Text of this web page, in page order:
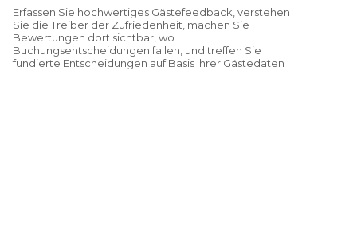
Erfassen Sie hochwertiges Gästefeedback, verstehen
Sie die Treiber der Zufriedenheit, machen Sie
Bewertungen dort sichtbar, wo
Buchungsentscheidungen fallen, und treffen Sie
fundierte Entscheidungen auf Basis Ihrer Gästedaten